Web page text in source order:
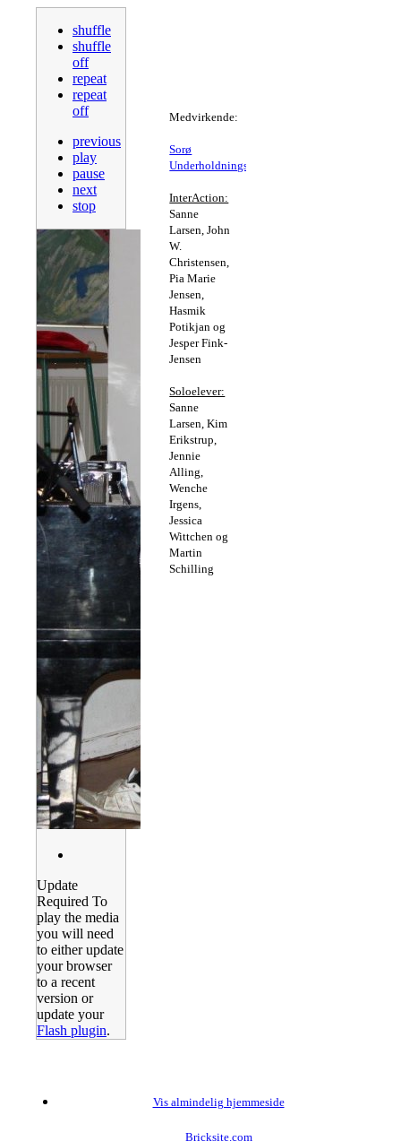
shuffle
shuffle
off
repeat
repeat
off
previous
play
pause
next
stop
Update
Required To
play the media
you will need
to either update
your browser
to a recent
version or
update your
Flash plugin.
Medvirkende:
Sorø
Underholdningskor.
InterAction:
Sanne
Larsen, John
W.
Christensen,
Pia Marie
Jensen,
Hasmik
Potikjan og
Jesper Fink-
Jensen
Soloelever:
Sanne
Larsen, Kim
Erikstrup,
Jennie
Alling,
Wenche
Irgens,
Jessica
Wittchen og
Martin
Schilling
Vis almindelig hjemmeside
Bricksite.com